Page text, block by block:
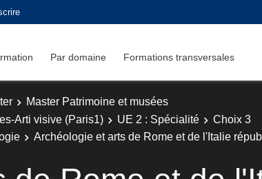
Par domaine Formations transversales
Master Patrimoine et musées
Arti visive (Paris1)
UE 2 : Spécialité
Choix 3
Archéologie et arts de Rome et de l'Italie